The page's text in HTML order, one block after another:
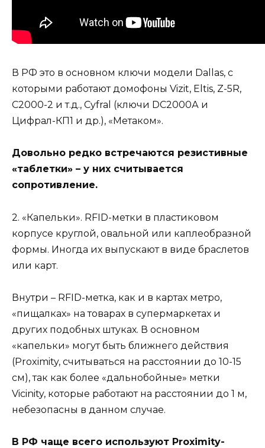
В РФ это в основном ключи модели Dallas, с
которыми работают домофоны Vizit, Eltis, Z-5R,
С2000-2 и т.д., Cyfral (ключи DC2000А и
Цифрал-КП1 и др.), «Метаком».
Довольно редко встречаются резистивные
«таблетки» – у них считывается
сопротивление.
2. «Капельки». RFID-метки в пластиковом
корпусе круглой, овальной или каплеобразной
формы. Иногда их выпускают в виде браслетов
или карт.
Внутри – RFID-метка, как и в картах метро,
«пищалках» на товарах в супермаркетах и
других подобных штуках. В основном
«капельки» могут быть ближнего действия
(Proximity, считываться на расстоянии до 10-15
см), так как более «дальнобойные» метки
Vicinity, которые работают на расстоянии до 1 м,
небезопасны в данном случае.
В РФ чаще всего используют Proximity-